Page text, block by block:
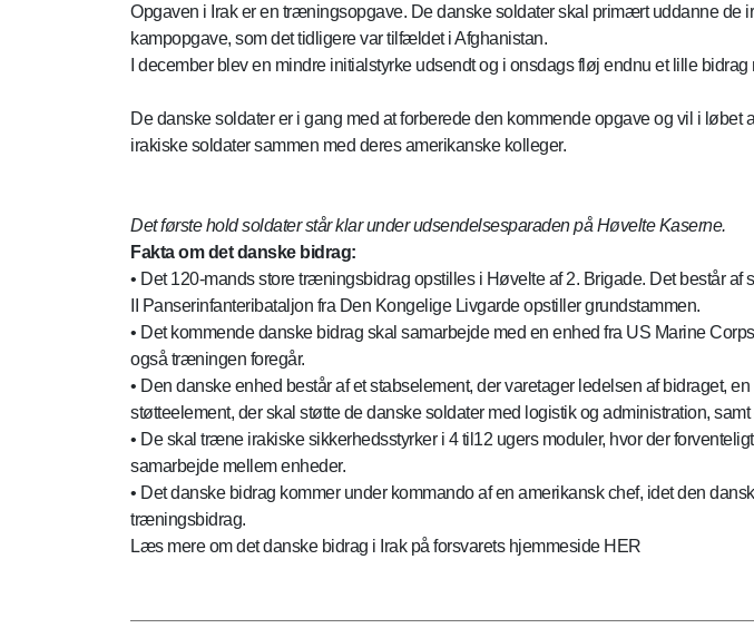
Opgaven i Irak er en træningsopgave. De danske soldater skal primært uddanne de
kampopgave, som det tidligere var tilfældet i Afghanistan.
I december blev en mindre initialstyrke udsendt og i onsdags fløj endnu et lille bidrag
De danske soldater er i gang med at forberede den kommende opgave og vil i
irakiske soldater sammen med deres amerikanske kolleger.
Det første hold soldater står klar under udsendelsesparaden på Høvelte Kaserne.
Fakta om det danske bidrag:
• Det 120-mands store træningsbidrag opstilles i Høvelte af 2. Brigade. Det består
II Panserinfanteribataljon fra Den Kongelige Livgarde opstiller grundstammen.
• Det kommende danske bidrag skal samarbejde med en enhed fra US Marine
også træningen foregår.
• Den danske enhed består af et stabselement, der varetager ledelsen af bidraget,
støtteelement, der skal støtte de danske soldater med logistik og administration,
• De skal træne irakiske sikkerhedsstyrker i 4 til12 ugers moduler, hvor der
samarbejde mellem enheder.
• Det danske bidrag kommer under kommando af en amerikansk chef, idet den
træningsbidrag.
Læs mere om det danske bidrag i Irak på forsvarets hjemmeside HER